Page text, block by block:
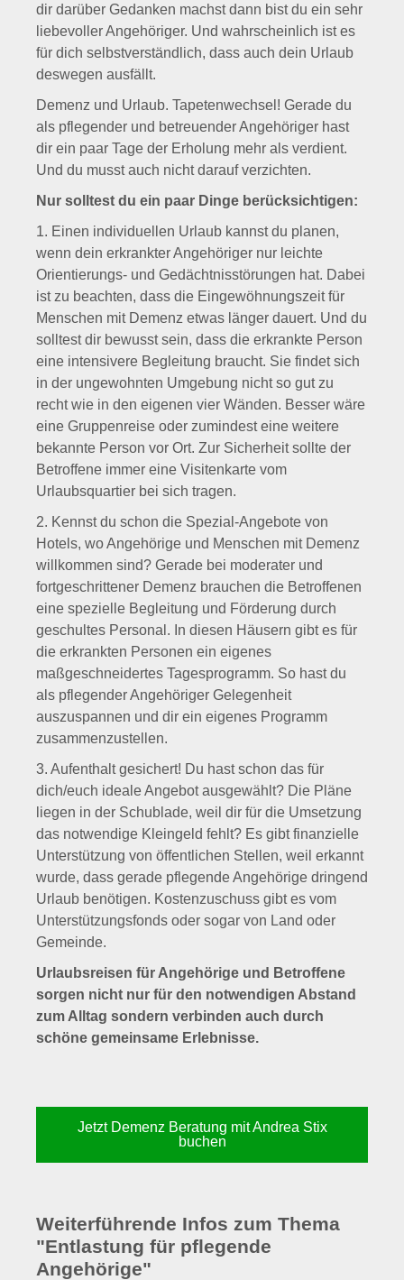
dir darüber Gedanken machst dann bist du ein sehr
liebevoller Angehöriger. Und wahrscheinlich ist es
für dich selbstverständlich, dass auch dein Urlaub
deswegen ausfällt.
Demenz und Urlaub. Tapetenwechsel! Gerade du
als pflegender und betreuender Angehöriger hast
dir ein paar Tage der Erholung mehr als verdient.
Und du musst auch nicht darauf verzichten.
Nur solltest du ein paar Dinge berücksichtigen:
1. Einen individuellen Urlaub kannst du planen,
wenn dein erkrankter Angehöriger nur leichte
Orientierungs- und Gedächtnisstörungen hat. Dabei
ist zu beachten, dass die Eingewöhnungszeit für
Menschen mit Demenz etwas länger dauert. Und du
solltest dir bewusst sein, dass die erkrankte Person
eine intensivere Begleitung braucht. Sie findet sich
in der ungewohnten Umgebung nicht so gut zu
recht wie in den eigenen vier Wänden. Besser wäre
eine Gruppenreise oder zumindest eine weitere
bekannte Person vor Ort. Zur Sicherheit sollte der
Betroffene immer eine Visitenkarte vom
Urlaubsquartier bei sich tragen.
2. Kennst du schon die Spezial-Angebote von
Hotels, wo Angehörige und Menschen mit Demenz
willkommen sind? Gerade bei moderater und
fortgeschrittener Demenz brauchen die Betroffenen
eine spezielle Begleitung und Förderung durch
geschultes Personal. In diesen Häusern gibt es für
die erkrankten Personen ein eigenes
maßgeschneidertes Tagesprogramm. So hast du
als pflegender Angehöriger Gelegenheit
auszuspannen und dir ein eigenes Programm
zusammenzustellen.
3. Aufenthalt gesichert! Du hast schon das für
dich/euch ideale Angebot ausgewählt? Die Pläne
liegen in der Schublade, weil dir für die Umsetzung
das notwendige Kleingeld fehlt? Es gibt finanzielle
Unterstützung von öffentlichen Stellen, weil erkannt
wurde, dass gerade pflegende Angehörige dringend
Urlaub benötigen. Kostenzuschuss gibt es vom
Unterstützungsfonds oder sogar von Land oder
Gemeinde.
Urlaubsreisen für Angehörige und Betroffene
sorgen nicht nur für den notwendigen Abstand
zum Alltag sondern verbinden auch durch
schöne gemeinsame Erlebnisse.
Jetzt Demenz Beratung mit Andrea Stix
buchen
Weiterführende Infos zum Thema
"Entlastung für pflegende
Angehörige"